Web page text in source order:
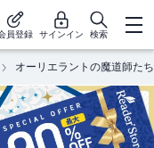
員登録 サインイン 検索
オーリエラントの魔道師たち